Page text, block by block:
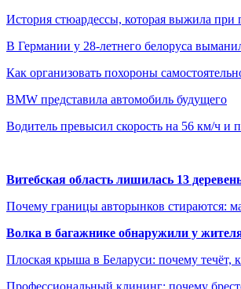
История стюардессы, которая выжила
В Германии у 28-летнего белоруса
Как организовать похороны
BMW представила автомобиль будущего
Водитель превысил скорость на 56 км/ч
Витебская область лишилась 13
Почему границы авторынков стираются:
Волка в багажнике обнаружили у
Плоская крыша в Беларуси: почему течёт,
Профессиональный клининг: почему